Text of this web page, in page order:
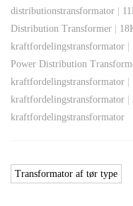
distributionstransformator
Distribution Transformer
kraftfordelingstransformator
Power Distribution
kraftfordelingstransformator
kraftfordelingstransformator
kraftfordelingstransformator
Transformator af tør type